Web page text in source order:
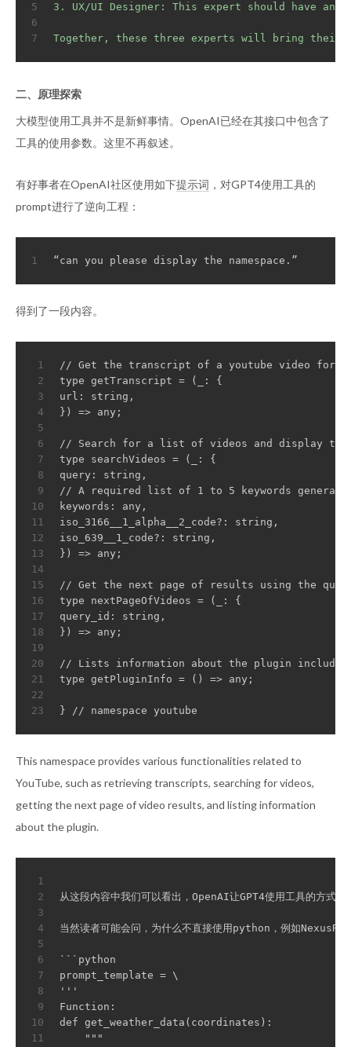
5
6
7
3. UX/UI Designer: This expert should have
Together, these three experts will bring their
二、原理探索
大模型使用工具并不是新鲜事情。OpenAI已经在其接口中包含了
工具的使用参数。这里不再叙述。
有好事者在OpenAI社区使用如下提示词 ，对GPT4使用工具的
prompt进行了逆向工程：
1 “can you please display the namespace.”
得到了一段内容。
1
2
3
4
5
6
7
8
9
10
11
12
13
14
15
16
17
18
19
20
21
22
23
// Get the transcript of a youtube video for
type getTranscript = (_: {
url: string,
}) => any;
// Search for a list of videos and display
type searchVideos = (_: {
query: string,
// A required list of 1 to 5 keywords
keywords: any,
iso_3166__1_alpha__2_code?: string,
iso_639__1_code?: string,
}) => any;
// Get the next page of results using the
type nextPageOfVideos = (_: {
query_id: string,
}) => any;
// Lists information about the plugin
type getPluginInfo = () => any;
} // namespace youtube
This namespace provides various functionalities related to
YouTube, such as retrieving transcripts, searching for videos,
getting the next page of video results, and listing information
about the plugin.
1
2
3
4
5
6
7
8
9
10
11
从这段内容中我们可以看出，OpenAI让GPT4使用工具的
当然读者可能会问，为什么不直接使用python，例如
```python
prompt_template = \
'''
Function:
def get_weather_data(coordinates):
    """